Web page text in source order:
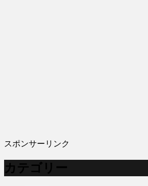
スポンサーリンク
カテゴリー